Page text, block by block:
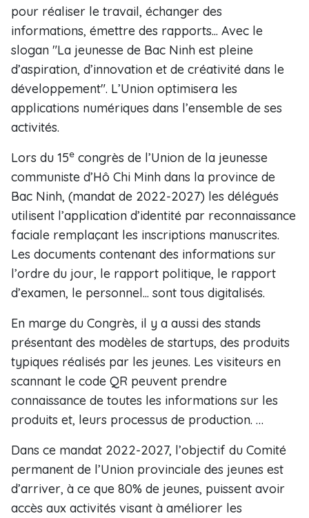
pour réaliser le travail, échanger des
informations, émettre des rapports... Avec le
slogan "La jeunesse de Bac Ninh est pleine
d’aspiration, d’innovation et de créativité dans le
développement". L’Union optimisera les
applications numériques dans l’ensemble de ses
activités.
Lors du 15e congrès de l’Union de la jeunesse
communiste d’Hô Chi Minh dans la province de
Bac Ninh, (mandat de 2022-2027) les délégués
utilisent l’application d’identité par reconnaissance
faciale remplaçant les inscriptions manuscrites.
Les documents contenant des informations sur
l’ordre du jour, le rapport politique, le rapport
d’examen, le personnel... sont tous digitalisés.
En marge du Congrès, il y a aussi des stands
présentant des modèles de startups, des produits
typiques réalisés par les jeunes. Les visiteurs en
scannant le code QR peuvent prendre
connaissance de toutes les informations sur les
produits et, leurs processus de production. …
Dans ce mandat 2022-2027, l’objectif du Comité
permanent de l’Union provinciale des jeunes est
d’arriver, à ce que 80% de jeunes, puissent avoir
accès aux activités visant à améliorer les